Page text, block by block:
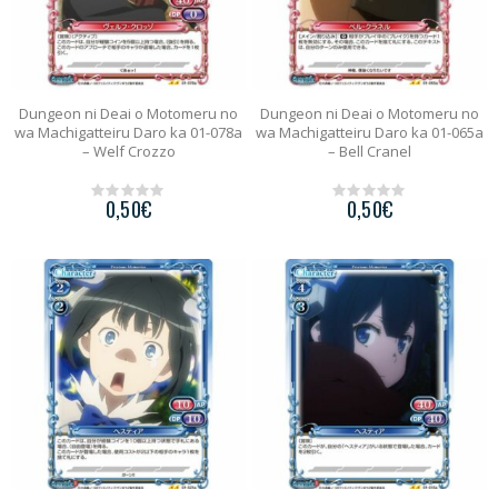
Dungeon ni Deai o Motomeru no
wa Machigatteiru Daro ka 01-078a
– Welf Crozzo
t
o
f
5
0,50€
Dungeon ni Deai o Motomeru no
wa Machigatteiru Daro ka 01-065a
– Bell Cranel
t
o
f
0,50€